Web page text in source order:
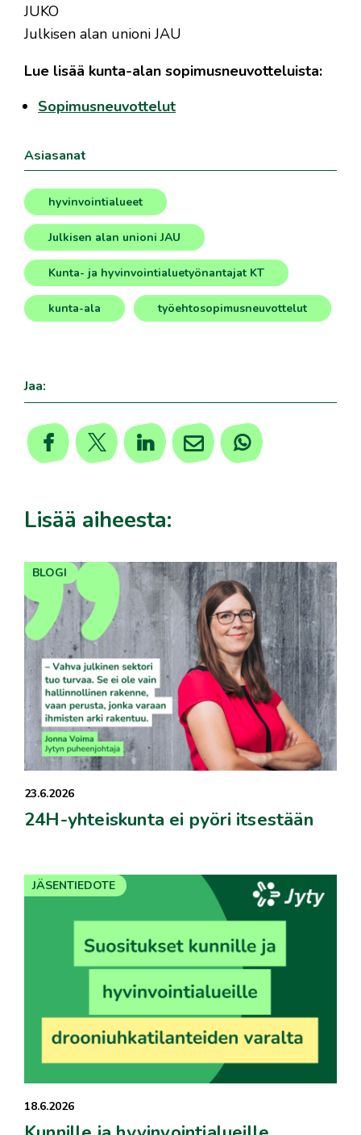
JUKO
Julkisen alan unioni JAU
Lue lisää kunta-alan sopimusneuvotteluista:
Sopimusneuvottelut
Asiasanat
hyvinvointialueet
, Julkisen alan unioni JAU
, Kunta- ja hyvinvointialuetyönantajat KT
, kunta-ala työehtosopimusneuvottelut
Jaa:
Lisää aiheesta:
23.6.2026
24H-yhteiskunta ei pyöri itsestään
BLOGI
18.6.2026
JÄSENTIEDOTE